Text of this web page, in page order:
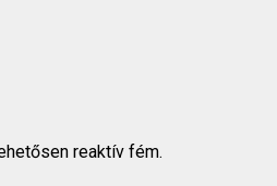
reaktív fém.